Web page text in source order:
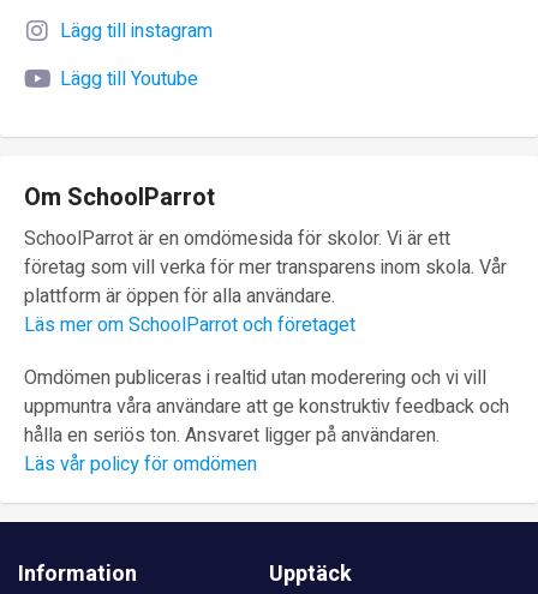
Lägg till instagram
Lägg till Youtube
Om SchoolParrot
SchoolParrot är en omdömesida för skolor. Vi är ett
företag som vill verka för mer transparens inom skola. Vår
plattform är öppen för alla användare.
Läs mer om SchoolParrot och företaget
Omdömen publiceras i realtid utan moderering och vi vill
uppmuntra våra användare att ge konstruktiv feedback och
hålla en seriös ton. Ansvaret ligger på användaren.
Läs vår policy för omdömen
Information Upptäck